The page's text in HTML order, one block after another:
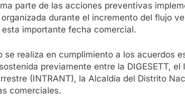
parte de las acciones preventivas
durante el incremento del flujo
importante fecha comercial.
se realiza en cumplimiento a los acuerdos
previamente entre la DIGESETT,
(INTRANT), la Alcaldía del Distrito
comerciales.